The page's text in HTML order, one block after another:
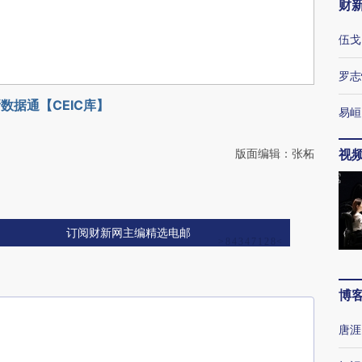
据通【CEIC库】
版面编辑：张柘
订阅财新网主编精选电邮
财
伍戈
罗
易峘
视
博
唐涯